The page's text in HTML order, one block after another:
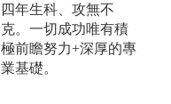
四年生科、攻無不
克。一切成功唯有積
極前瞻努力+深厚的專
業基礎。